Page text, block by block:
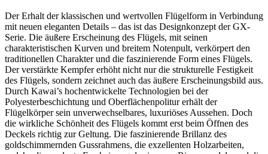
Der Erhalt der klassischen und wertvollen Flügelform in Verbindung
mit neuen eleganten Details – das ist das Designkonzept der GX-
Serie. Die äußere Erscheinung des Flügels, mit seinen
charakteristischen Kurven und breitem Notenpult, verkörpert den
traditionellen Charakter und die faszinierende Form eines Flügels.
Der verstärkte Kempfer erhöht nicht nur die strukturelle Festigkeit
des Flügels, sondern zeichnet auch das äußere Erscheinungsbild aus.
Durch Kawai’s hochentwickelte Technologien bei der
Polyesterbeschichtung und Oberflächenpolitur erhält der
Flügelkörper sein unverwechselbares, luxuriöses Aussehen. Doch
die wirkliche Schönheit des Flügels kommt erst beim Öffnen des
Deckels richtig zur Geltung. Die faszinierende Brillanz des
goldschimmernden Gussrahmens, die exzellenten Holzarbeiten,